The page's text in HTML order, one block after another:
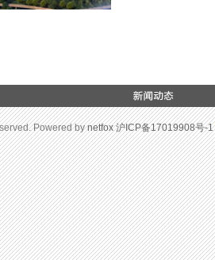
Powered bynetfox 沪ICP备17019908号-1